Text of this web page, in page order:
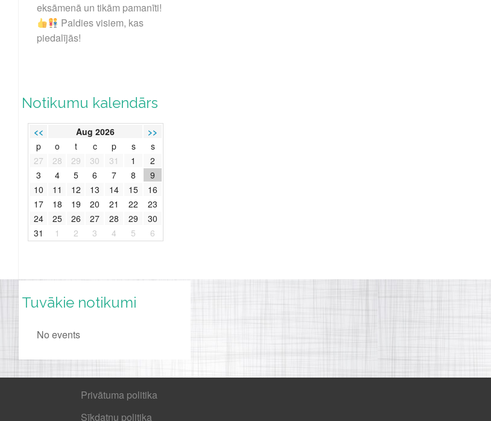
eksāmenā un tikām pamanīti!
Paldies visiem, kas
piedalījās!
Notikumu kalendārs
<< Aug 2026
>>
p
o t c p s
s
27
28 29 30 31 1
2
3
4 5 6 7 8
9
10
11 12 13 14 15
16
17
18 19 20 21 22
23
24
25 26 27 28 29
30
31
1 2 3 4 5 6
Tuvākie notikumi
No events
Privātuma politika
Sīkdatņu politika